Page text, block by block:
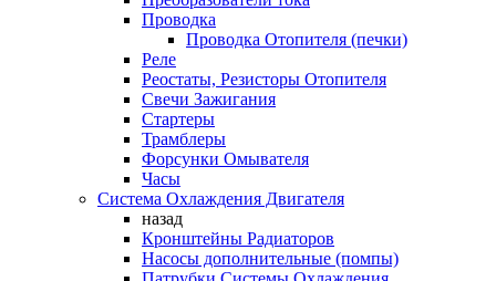
Проводка
Проводка Отопителя (печки)
Реле
Реостаты, Резисторы Отопителя
Свечи Зажигания
Стартеры
Трамблеры
Форсунки Омывателя
Часы
Система Охлаждения Двигателя
назад
Кронштейны Радиаторов
Насосы дополнительные (помпы)